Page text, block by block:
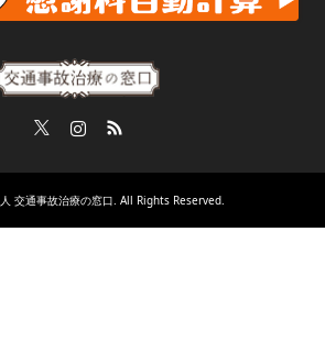
交通事故治療の窓口. All Rights Reserved.